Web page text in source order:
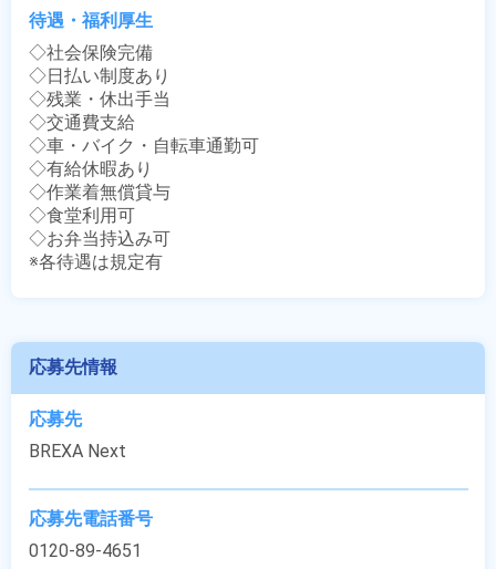
待遇・福利厚生
◇社会保険完備
◇日払い制度あり
◇残業・休出手当
◇交通費支給
◇車・バイク・自転車通勤可
◇有給休暇あり
◇作業着無償貸与
◇食堂利用可
◇お弁当持込み可
※各待遇は規定有
応募先情報
応募先
BREXA Next
応募先電話番号
0120-89-4651